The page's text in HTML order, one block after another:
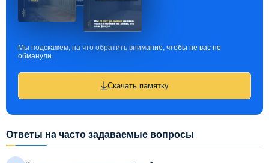
Мы подскажем, на что обратить внимание, чтобы не вас не
обманули.
Скачать памятку
Ответы на часто задаваемые вопросы